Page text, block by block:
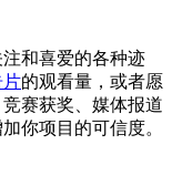
和喜爱的各种迹
片的观看量，或者愿
赛获奖、媒体报道
你项目的可信度。